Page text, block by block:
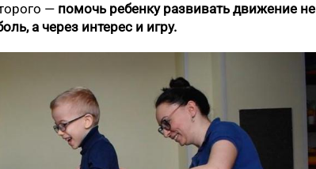
— помочь ребенку развивать движение не
а через интерес и игру.